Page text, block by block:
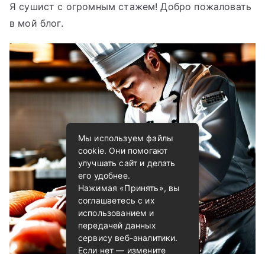
Я сушист с огромным стажем! Добро пожаловать
в мой блог.
Мы используем файлы
cookie. Они помогают
улучшать сайт и делать
его удобнее.
Нажимая «Принять», вы
соглашаетесь с их
использованием и
передачей данных
сервису веб-аналитики.
Если нет — измените